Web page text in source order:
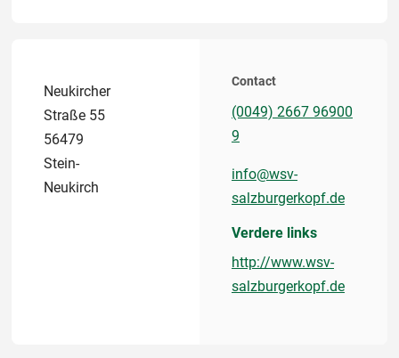
Neukircher
Straße 55
56479
Stein-
Neukirch
Contact
(0049) 2667 96900
9
info@wsv-
salzburgerkopf.de
Verdere links
http://www.wsv-
salzburgerkopf.de